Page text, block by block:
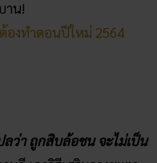
ดี เอาวิธีเสริมดวงชะตา
! เพราะผลบุญจะช่วยหนุน
ราบรื่น!
เดาะเคราะห์ หมั่นสวด
สริมดวงของ
ruay 365
ยอดนิยม ที่จะช่วยให้คุณ